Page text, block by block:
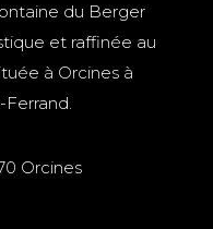
du Berger
et raffinée au
à Orcines à
Orcines